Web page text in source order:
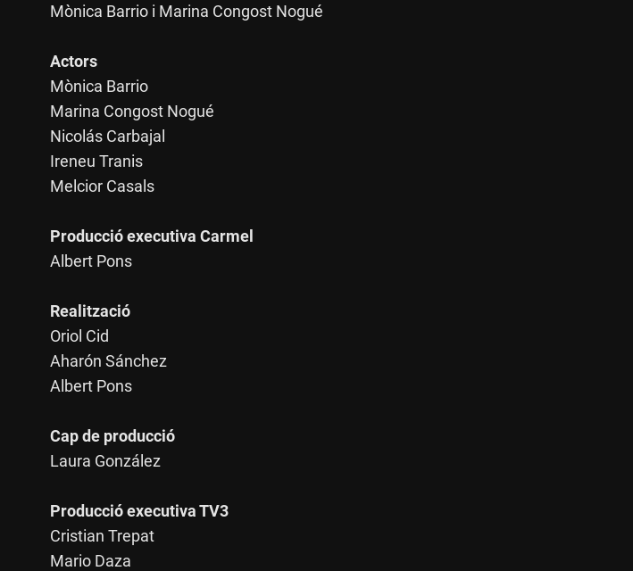
Mònica Barrio i Marina Congost Nogué
Actors
Mònica Barrio
Marina Congost Nogué
Nicolás Carbajal
Ireneu Tranis
Melcior Casals
Producció executiva Carmel
Albert Pons
Realització
Oriol Cid
Aharón Sánchez
Albert Pons
Cap de producció
Laura González
Producció executiva TV3
Cristian Trepat
Mario Daza